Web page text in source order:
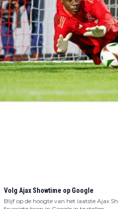
Volg Ajax Showtime op Google
Blijf op de hoogte van het laatste Ajax